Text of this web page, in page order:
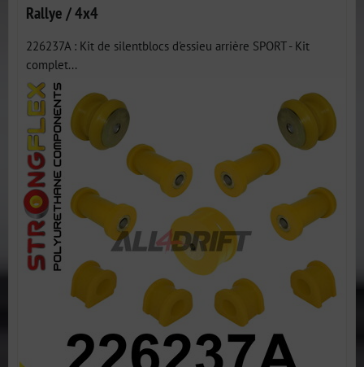
Rallye / 4x4
226237A : Kit de silentblocs d'essieu arrière SPORT - Kit
complet...